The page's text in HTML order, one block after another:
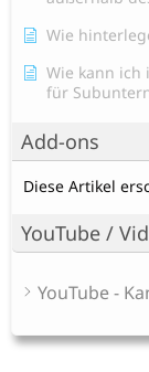
Wie
Wie kann ich
für
Add-ons
Diese Artikel
YouTube /
YouTube -